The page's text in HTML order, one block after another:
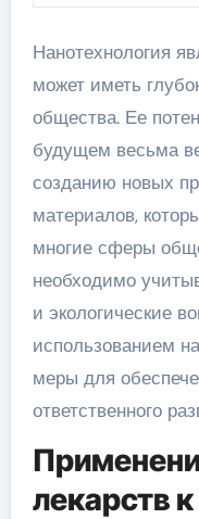
Нанотехнология
может иметь
общества. Ее
будущем весьма
созданию новых
материалов,
многие сферы
необходимо
и экологические
использованием
меры для
ответственного
лекарств